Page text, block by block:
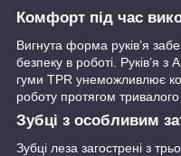
Комфорт під час
Вигнута форма руків’я
безпеку в роботі. Руків’я
гуми TPR унеможливлює
роботу протягом тривалого
Зубці з особливим
Зубці леза загострені з